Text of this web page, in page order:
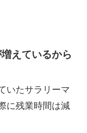
えているから
いたサラリーマ
に残業時間は減